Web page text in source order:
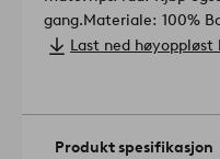
gang.
Materiale:
Størrelse: 50 x 50 cm.
Strykes ved middels
Last ned høyoppløst
Produkt spesifikasjon